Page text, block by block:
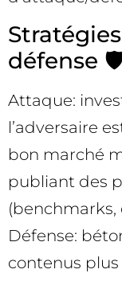
défense
Attaque:
l’adversaire
bon marché
publiant des
(benchmarks,
Défense:
contenus